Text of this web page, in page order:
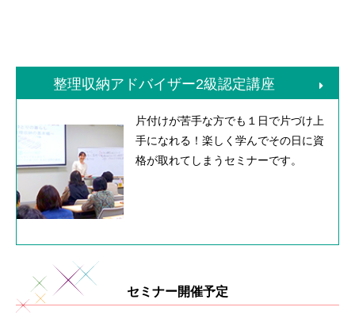
整理収納アドバイザー2級認定講座
片付けが苦手な方でも１日で片づけ上
手になれる！楽しく学んでその日に資
格が取れてしまうセミナーです。
セミナー開催予定